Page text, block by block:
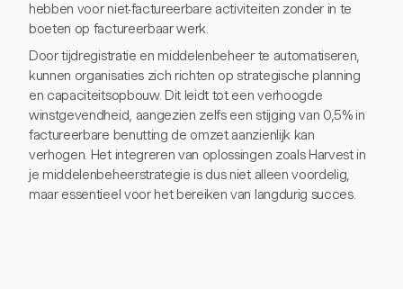
hebben voor niet-factureerbare activiteiten zonder in te
boeten op factureerbaar werk.
Door tijdregistratie en middelenbeheer te automatiseren,
kunnen organisaties zich richten op strategische planning
en capaciteitsopbouw. Dit leidt tot een verhoogde
winstgevendheid, aangezien zelfs een stijging van 0,5% in
factureerbare benutting de omzet aanzienlijk kan
verhogen. Het integreren van oplossingen zoals Harvest in
je middelenbeheerstrategie is dus niet alleen voordelig,
maar essentieel voor het bereiken van langdurig succes.